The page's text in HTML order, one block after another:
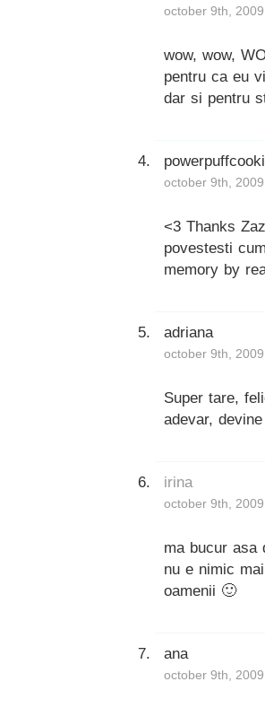
october 9th,
wow, wow,
pentru ca eu
dar si pentru
october 9th,
<3 Thanks
povestesti
memory by
adriana
october 9th,
Super tare,
adevar,
irina
october 9th,
ma bucur
nu e nimic
oamenii 🙂
ana
october 9th,